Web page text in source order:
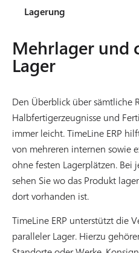
Lagerung
Mehrlager und
Lager
Den Überblick über sämtliche
Halbfertigerzeugnisse und
immer leicht. TimeLine ERP
von mehreren internen sowie
ohne festen Lagerplätzen. Bei
sehen Sie wo das Produkt
dort vorhanden ist.
TimeLine ERP unterstützt die
paralleler Lager. Hierzu